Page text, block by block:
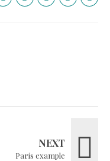
NEXT
Paris example